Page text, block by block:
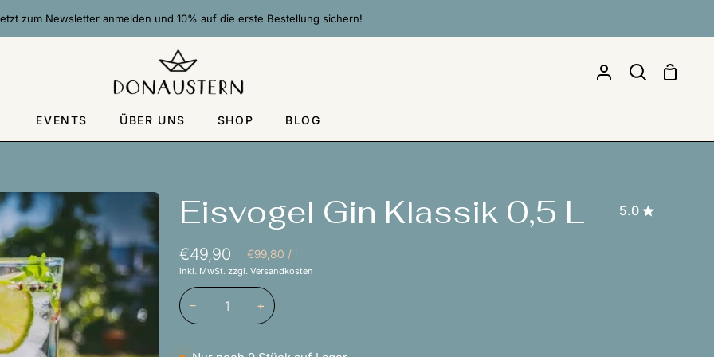
zum Newsletter anmelden und 10% auf die erste Bestellung sichern!
Mein
Suchen
EVENTS ÜBER UNS SHOP BLOG
Eisvogel Gin Klassik 0,5 L 5.0
€49,90 Stückpreis
€99,80 /pro
l
inkl. MwSt. zzgl. Versandkosten
− +